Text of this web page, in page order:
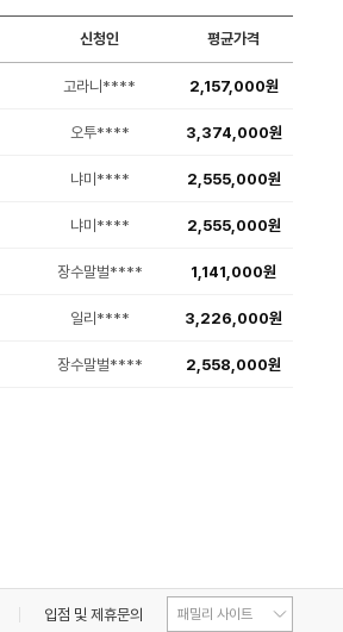
신청인 평균가격
고라니**** 2,157,000원
오투**** 3,374,000원
냐미**** 2,555,000원
냐미**** 2,555,000원
장수말벌**** 1,141,000원
일리**** 3,226,000원
장수말벌**** 2,558,000원
입점 및 제휴문의